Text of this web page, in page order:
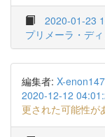
2020-01-23
プリメーラ・デ
編集者: X-enon147
2020-12-12
更された可能性が